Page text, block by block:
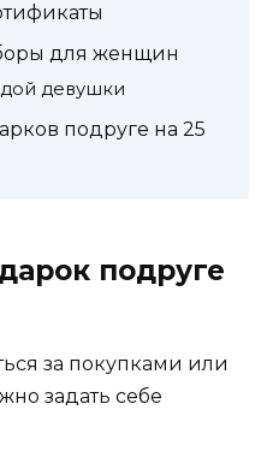
для женщин
девушки
подруге на 25
подруге
за покупками или
задать себе